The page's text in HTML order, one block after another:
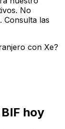
No
Consulta las
con Xe?
hoy